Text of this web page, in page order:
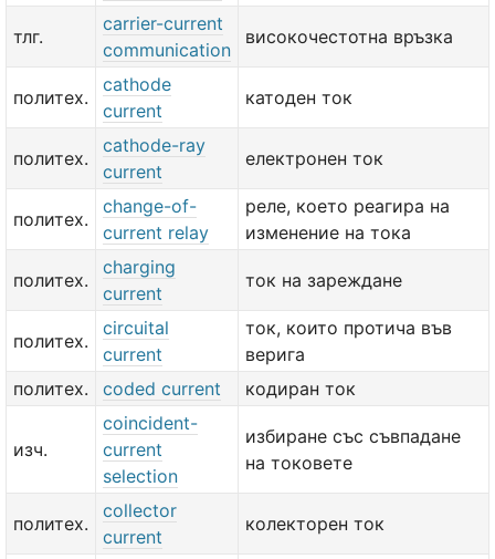
тлг.
carrier-current
communication
високочестотна връзка
политех.
cathode
current
катоден ток
политех.
cathode-ray
current
електронен ток
политех.
change-of-
current relay
реле, което реагира на
изменение на тока
политех.
charging
current
ток на зареждане
политех.
circuital
current
ток, които протича във
верига
политех.
coded current кодиран ток
изч.
coincident-
current
selection
избиране със съвпадане
на токовете
политех.
collector
current
колекторен ток